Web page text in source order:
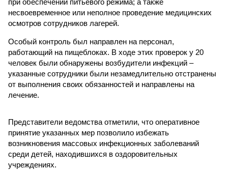
при обеспечении питьевого режима; а также
несвоевременное или неполное проведение медицинских
осмотров сотрудников лагерей.
Особый контроль был направлен на персонал,
работающий на пищеблоках. В ходе этих проверок у 20
человек были обнаружены возбудители инфекций –
указанные сотрудники были незамедлительно отстранены
от выполнения своих обязанностей и направлены на
лечение.
Представители ведомства отметили, что оперативное
принятие указанных мер позволило избежать
возникновения массовых инфекционных заболеваний
среди детей, находившихся в оздоровительных
учреждениях.